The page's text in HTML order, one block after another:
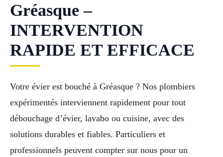
Gréasque –
INTERVENTION
RAPIDE ET EFFICACE
Votre évier est bouché à Gréasque ? Nos plombiers
expérimentés interviennent rapidement pour tout
débouchage d’évier, lavabo ou cuisine, avec des
solutions durables et fiables. Particuliers et
professionnels peuvent compter sur nous pour un